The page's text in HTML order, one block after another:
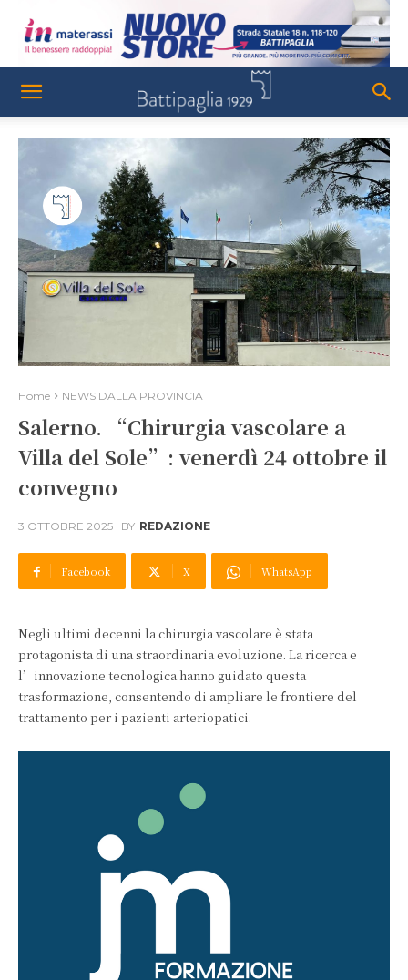
Home NEWS DALLA PROVINCIA
Salerno. “Chirurgia vascolare a
Villa del Sole”: venerdì 24 ottobre il
convegno
3 OTTOBRE 2025 BY REDAZIONE
Facebook X WhatsApp
Negli ultimi decenni la chirurgia vascolare è stata
protagonista di una straordinaria evoluzione. La ricerca e
l’innovazione tecnologica hanno guidato questa
trasformazione, consentendo di ampliare le frontiere del
trattamento per i pazienti arteriopatici.